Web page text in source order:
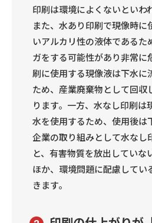
印刷は環境によくないといわ
また、水あり印刷で現像時に
いアルカリ性の液体であるた
ガをする可能性があり非常に
刷に使用する現像液は下水に
ため、産業廃棄物として回収
ります。一方、水なし印刷は
水を使用するため、使用後は
企業の取り組みとして水なし
と、有害物質を放出していな
ほか、環境問題に配慮してい
きます。